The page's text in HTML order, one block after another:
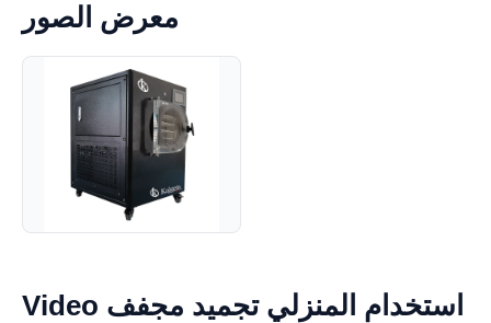
معرض الصور
Video استخدام المنزلي تجميد مجفف